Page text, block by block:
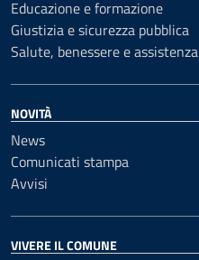
Educazione e formazione
Giustizia e sicurezza pubblica
Salute, benessere e assistenza
NOVITÀ
News
Comunicati stampa
Avvisi
VIVERE IL COMUNE